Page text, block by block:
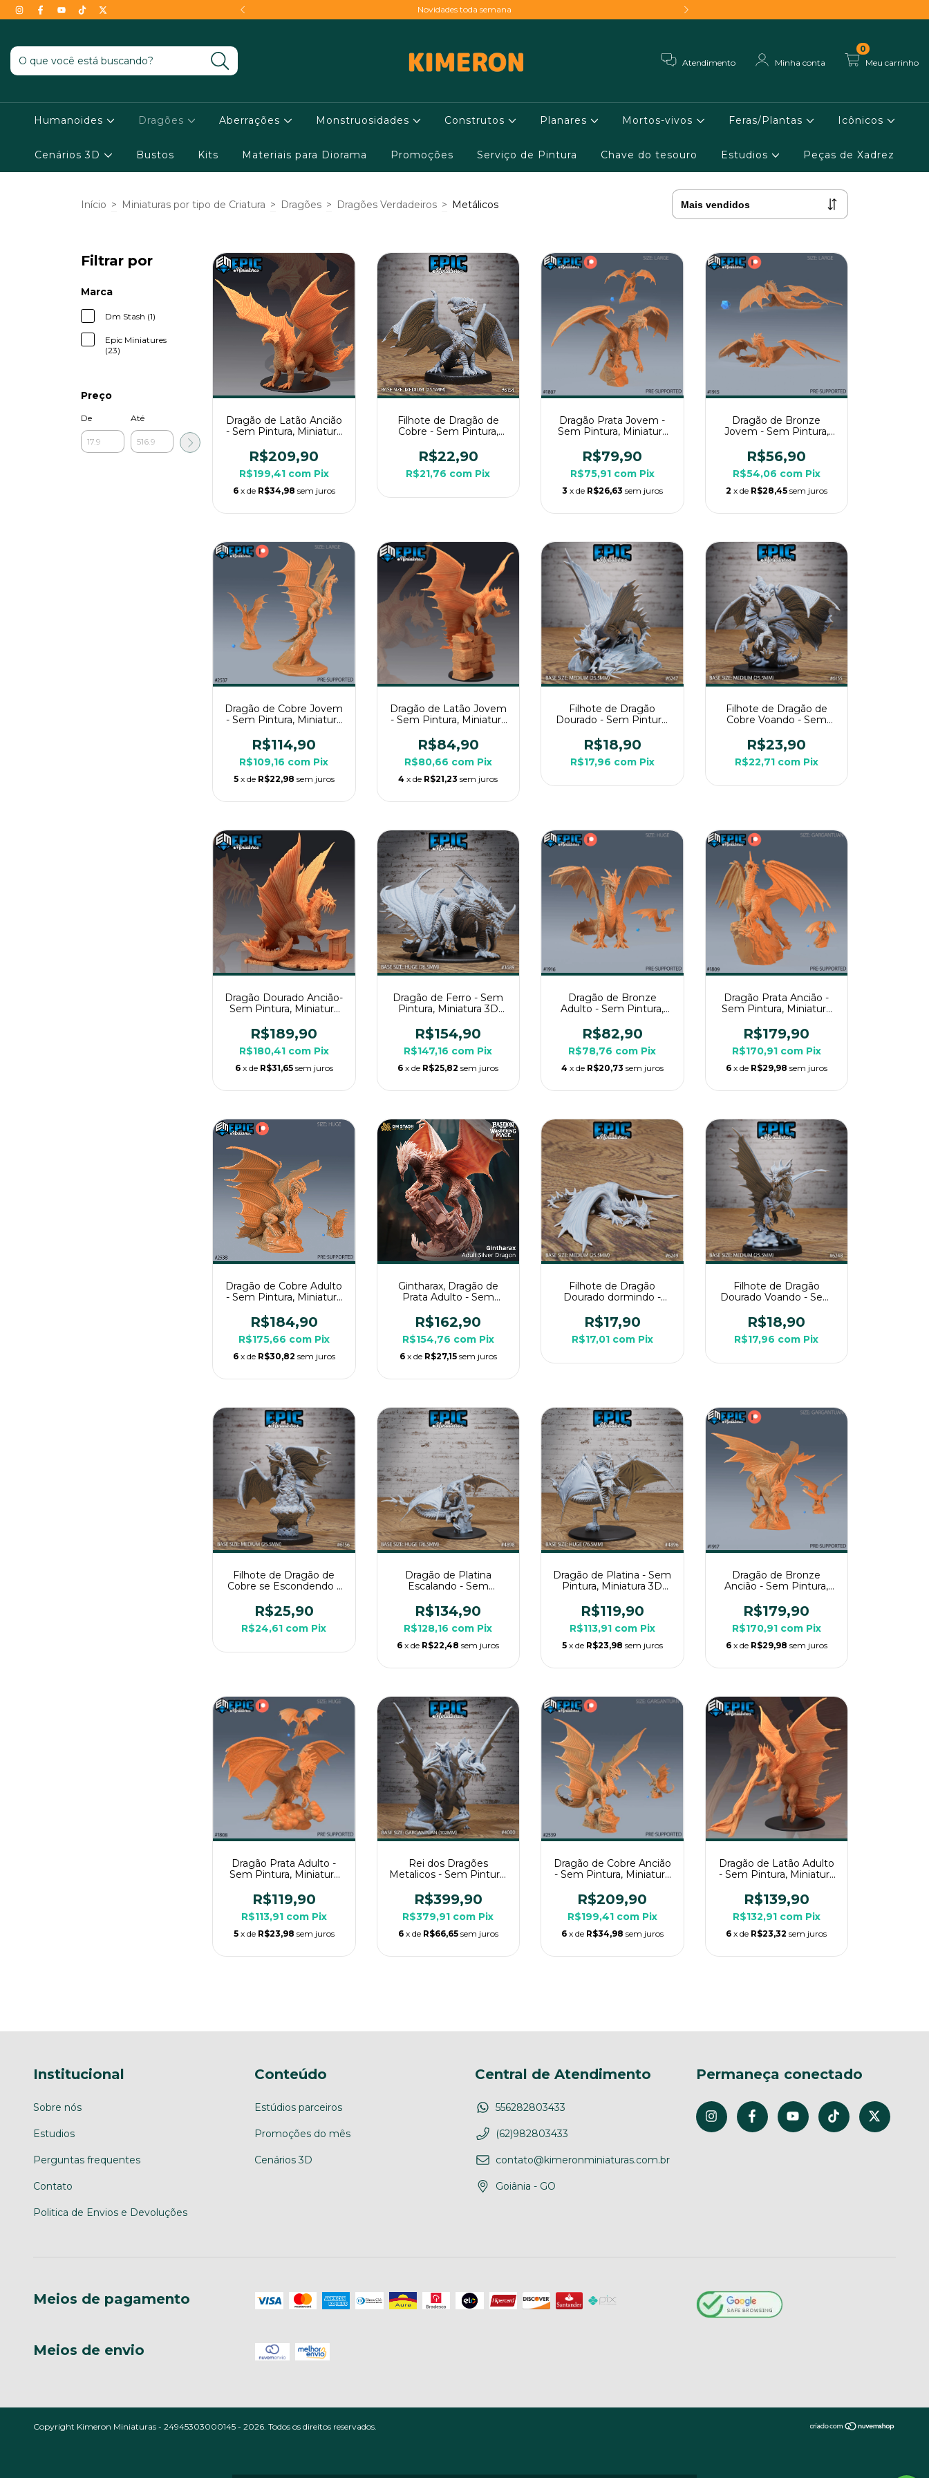
as condições ! Novidades toda semana
Atendimento Minha conta Meu carrinho
0
Humanoides Dragões Aberrações Monstruosidades Construtos Planares Mortos-vivos Feras/Plantas Icônicos
Cenários 3D Bustos Kits Materiais para Diorama Promoções Serviço de Pintura Chave do tesouro Estudios Peças de Xadrez
Início > Miniaturas por tipo de Criatura > Dragões > Dragões Verdadeiros > Metálicos
Filtrar por
Marca
Dm Stash (1)
Epic Miniatures
(23)
Preço
De Até
Dragão de Latão Ancião
- Sem Pintura, Miniatura
Mesa
R$209,90
R$199,41 com Pix
6 x de R$34,98 sem juros
Filhote de Dragão de
Cobre - Sem Pintura,
Rpg de Mesa
R$22,90
R$21,76 com Pix
Dragão Prata Jovem -
Sem Pintura, Miniatura
Mesa
R$79,90
R$75,91 com Pix
3 x de R$26,63 sem juros
Dragão de Bronze
Jovem - Sem Pintura,
Para Rpg de Mesa
R$56,90
R$54,06 com Pix
2 x de R$28,45 sem juros
Dragão de Cobre Jovem
- Sem Pintura, Miniatura
Mesa
R$114,90
R$109,16 com Pix
5 x de R$22,98 sem juros
Dragão de Latão Jovem
- Sem Pintura, Miniatura
Mesa
R$84,90
R$80,66 com Pix
4 x de R$21,23 sem juros
Filhote de Dragão
Dourado - Sem Pintura,
Rpg
R$18,90
R$17,96 com Pix
Filhote de Dragão de
Cobre Voando - Sem
Médio Para Rpg de
Mesa
R$23,90
R$22,71 com Pix
Dragão Dourado Ancião-
Sem Pintura, Miniatura
Mesa
R$189,90
R$180,41 com Pix
6 x de R$31,65 sem juros
Dragão de Ferro - Sem
Pintura, Miniatura 3D
Mesa
R$154,90
R$147,16 com Pix
6 x de R$25,82 sem juros
Dragão de Bronze
Adulto - Sem Pintura,
Para Rpg de Mesa
R$82,90
R$78,76 com Pix
4 x de R$20,73 sem juros
Dragão Prata Ancião -
Sem Pintura, Miniatura
Mesa
R$179,90
R$170,91 com Pix
6 x de R$29,98 sem juros
Dragão de Cobre Adulto
- Sem Pintura, Miniatura
Mesa
R$184,90
R$175,66 com Pix
6 x de R$30,82 sem juros
Gintharax, Dragão de
Prata Adulto - Sem
Enorme Para Rpg
R$162,90
R$154,76 com Pix
6 x de R$27,15 sem juros
Filhote de Dragão
Dourado dormindo -
3D Médio Para Rpg
R$17,90
R$17,01 com Pix
Filhote de Dragão
Dourado Voando - Sem
Médio Para Rpg
R$18,90
R$17,96 com Pix
Filhote de Dragão de
Cobre se Escondendo -
3D Médio Para Rpg de
Mesa
R$25,90
R$24,61 com Pix
Dragão de Platina
Escalando - Sem
Enorme Para RPG de
Mesa
R$134,90
R$128,16 com Pix
6 x de R$22,48 sem juros
Dragão de Platina - Sem
Pintura, Miniatura 3D
Mesa
R$119,90
R$113,91 com Pix
5 x de R$23,98 sem juros
Dragão de Bronze
Ancião - Sem Pintura,
Para Rpg de Mesa
R$179,90
R$170,91 com Pix
6 x de R$29,98 sem juros
Dragão Prata Adulto -
Sem Pintura, Miniatura
de Mesa
R$119,90
R$113,91 com Pix
5 x de R$23,98 sem juros
Rei dos Dragões
Metalicos - Sem Pintura,
Para Rpg de Mesa
R$399,90
R$379,91 com Pix
6 x de R$66,65 sem juros
Dragão de Cobre Ancião
- Sem Pintura, Miniatura
Mesa
R$209,90
R$199,41 com Pix
6 x de R$34,98 sem juros
Dragão de Latão Adulto
- Sem Pintura, Miniatura
Mesa
R$139,90
R$132,91 com Pix
6 x de R$23,32 sem juros
Institucional
Sobre nós
Estudios
Perguntas frequentes
Contato
Politica de Envios e Devoluções
Conteúdo
Estúdios parceiros
Promoções do mês
Cenários 3D
Central de Atendimento
556282803433
(62)982803433
contato@kimeronminiaturas.com.br
Goiânia - GO
Permaneça conectado
Meios de pagamento
Meios de envio
Copyright Kimeron Miniaturas - 24945303000145 - 2026. Todos os direitos reservados.